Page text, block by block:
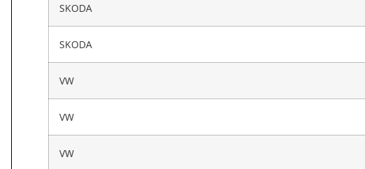
SKODA
SKODA
VW
VW
VW